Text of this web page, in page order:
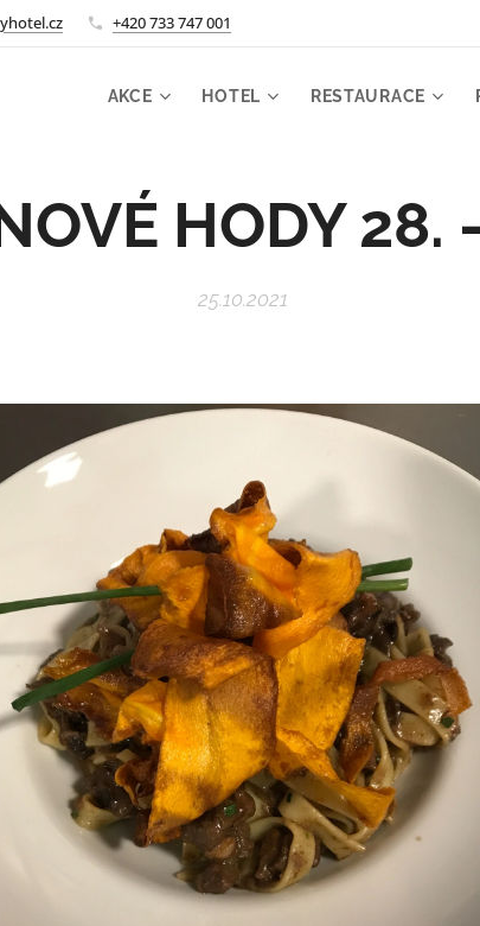
+420 733 747 001
AKCE HOTEL RESTAURACE
HODY 28.
25.10.2021